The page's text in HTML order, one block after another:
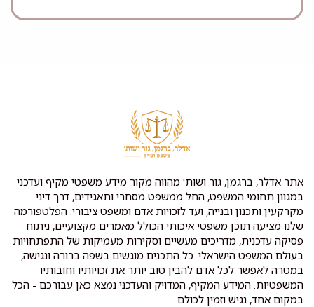
אתר אדלר, ברגמן, גור ושות' מהווה מקור מידע משפטי מקיף ועדכני
במגוון תחומי המשפט, החל ממשפט מסחרי ותאגידים, דרך דיני
מקרקעין ותכנון ובנייה, ועד לזכויות אדם ומשפט ציבורי. הפלטפורמה
שלנו מציעה תוכן משפטי איכותי הכולל מאמרים מקצועיים, ניתוח
פסיקה עדכנית, מדריכים מעשיים וסקירות מעמיקות של התפתחויות
בעולם המשפט הישראלי. כל התכנים מוגשים בשפה ברורה ונגישה,
במטרה לאפשר לכל אדם להבין טוב יותר את זכויותיו וחובותיו
המשפטיות. המידע המקיף, המדויק והעדכני נמצא כאן עבורכם - הכל
במקום אחד, נגיש וזמין לכולם.